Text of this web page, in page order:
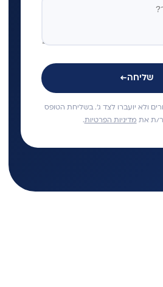
שליחה←
ולא יועברו לצד ג'. בשליחת הטופס
ת את מדיניות הפרטיות.